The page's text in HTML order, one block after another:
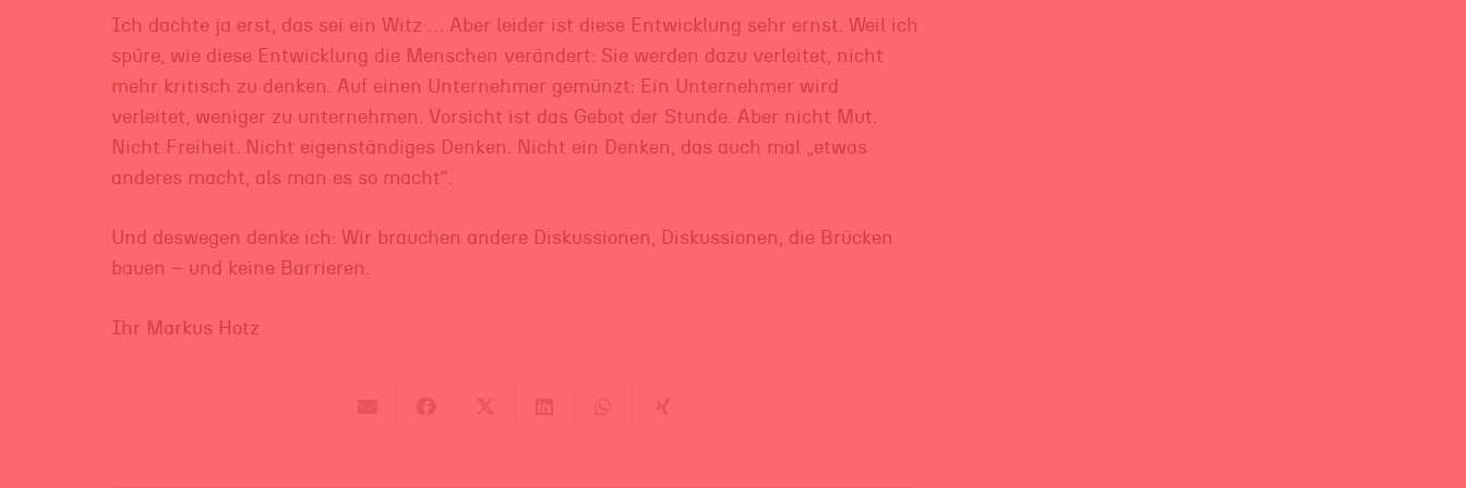
Ich dachte ja erst, das sei ein Witz … Aber leider ist diese Entwicklung sehr ernst. Weil ich
spüre, wie diese Entwicklung die Menschen verändert: Sie werden dazu verleitet, nicht
mehr kritisch zu denken. Auf einen Unternehmer gemünzt: Ein Unternehmer wird
verleitet, weniger zu unternehmen. Vorsicht ist das Gebot der Stunde. Aber nicht Mut.
Nicht Freiheit. Nicht eigenständiges Denken. Nicht ein Denken, das auch mal „etwas
anderes macht, als man es so macht“.
Und deswegen denke ich: Wir brauchen andere Diskussionen, Diskussionen, die Brücken
bauen – und keine Barrieren.
Ihr Markus Hotz